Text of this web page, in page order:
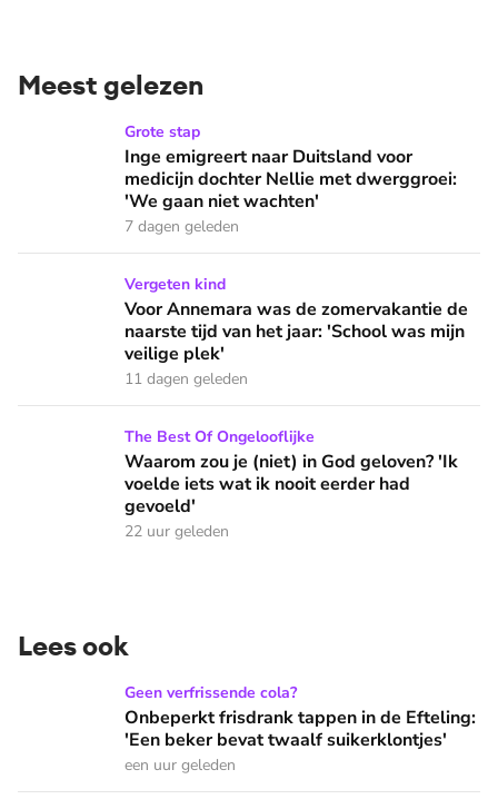
Meest gelezen
Inge emigreert naar Duitsland voor medicijn dochter
Grote stap
Inge emigreert naar Duitsland voor
medicijn dochter Nellie met dwerggroei:
'We gaan niet wachten'
7 dagen geleden
Voor Annemara was de zomervakantie de naarste tijd van
Vergeten kind
Voor Annemara was de zomervakantie de
naarste tijd van het jaar: 'School was mijn
veilige plek'
11 dagen geleden
Waarom zou je (niet) in God geloven? 'Ik voelde iets wat
The Best Of Ongelooflijke
Waarom zou je (niet) in God geloven? 'Ik
voelde iets wat ik nooit eerder had
gevoeld'
22 uur geleden
Lees ook
Onbeperkt frisdrank tappen in de Efteling: 'Een beker
Geen verfrissende cola?
Onbeperkt frisdrank tappen in de Efteling:
'Een beker bevat twaalf suikerklontjes'
een uur geleden